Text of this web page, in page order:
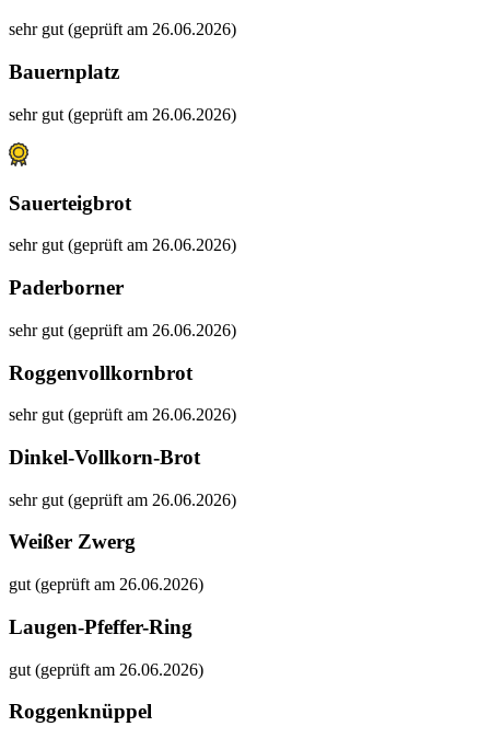
sehr gut (geprüft am 26.06.2026)
Bauernplatz
sehr gut (geprüft am 26.06.2026)
Sauerteigbrot
sehr gut (geprüft am 26.06.2026)
Paderborner
sehr gut (geprüft am 26.06.2026)
Roggenvollkornbrot
sehr gut (geprüft am 26.06.2026)
Dinkel-Vollkorn-Brot
sehr gut (geprüft am 26.06.2026)
Weißer Zwerg
gut (geprüft am 26.06.2026)
Laugen-Pfeffer-Ring
gut (geprüft am 26.06.2026)
Roggenknüppel